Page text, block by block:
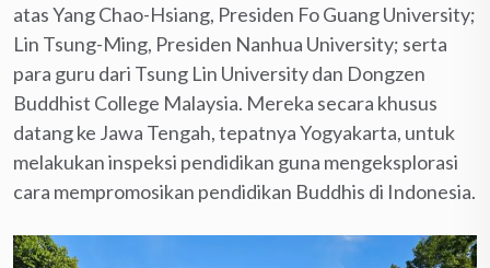
atas Yang Chao-Hsiang, Presiden Fo Guang University;
Lin Tsung-Ming, Presiden Nanhua University; serta
para guru dari Tsung Lin University dan Dongzen
Buddhist College Malaysia. Mereka secara khusus
datang ke Jawa Tengah, tepatnya Yogyakarta, untuk
melakukan inspeksi pendidikan guna mengeksplorasi
cara mempromosikan pendidikan Buddhis di Indonesia.